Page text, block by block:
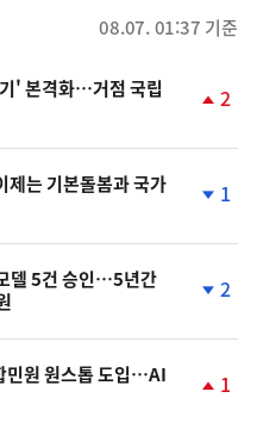
08.07. 01:37 기준
' 본격화…거점 국립
상
2
는 기본돌봄과 국가
하
1
델 5건 승인…5년간
하
2
민원 원스톱 도입…AI
1